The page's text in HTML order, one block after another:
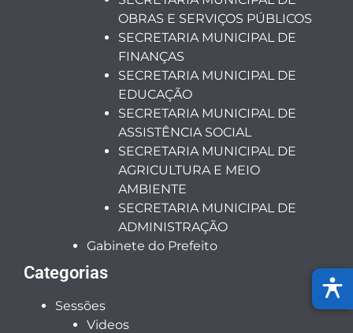
OBRAS E SERVIÇOS PÚBLICOS
SECRETARIA MUNICIPAL DE
FINANÇAS
SECRETARIA MUNICIPAL DE
EDUCAÇÃO
SECRETARIA MUNICIPAL DE
ASSISTÊNCIA SOCIAL
SECRETARIA MUNICIPAL DE
AGRICULTURA E MEIO
AMBIENTE
SECRETARIA MUNICIPAL DE
ADMINISTRAÇÃO
Gabinete do Prefeito
Categorias
Sessões
Videos